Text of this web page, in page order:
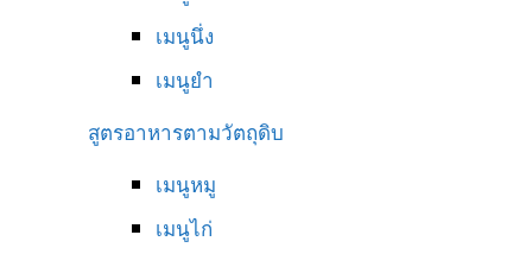
เมนูนึ่ง
เมนูยำ
สูตรอาหารตามวัตถุดิบ
เมนูหมู
เมนูไก่